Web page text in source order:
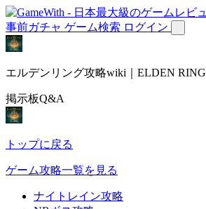
事前ガチャ ゲーム検索 ログイン
エルデンリング攻略wiki｜ELDEN RING
掲示板Q&A
トップに戻る
ゲーム攻略一覧を見る
ナイトレイン攻略